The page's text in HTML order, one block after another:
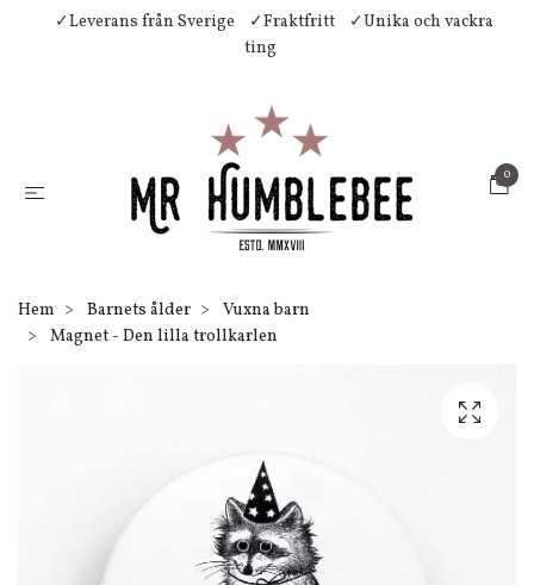
✓Leverans från Sverige ✓Fraktfritt
✓Unika och vackra
ting
0
Hem Barnets ålder
Vuxna barn
Magnet - Den lilla trollkarlen